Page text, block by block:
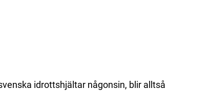
idrottshjältar någonsin, blir alltså